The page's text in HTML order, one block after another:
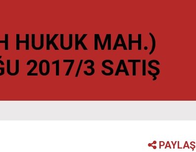
HUKUK MAH.)
2017/3 SATIŞ
PAYLAŞ